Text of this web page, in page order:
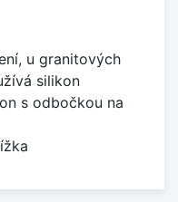
u granitových
silikon
s odbočkou na